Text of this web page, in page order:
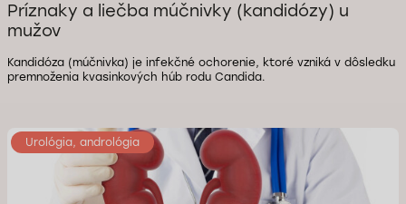
Príznaky a liečba múčnivky (kandidózy) u
mužov
Kandidóza (múčnivka) je infekčné ochorenie, ktoré vzniká v dôsledku
premnoženia kvasinkových húb rodu Candida.
Urológia, andrológia